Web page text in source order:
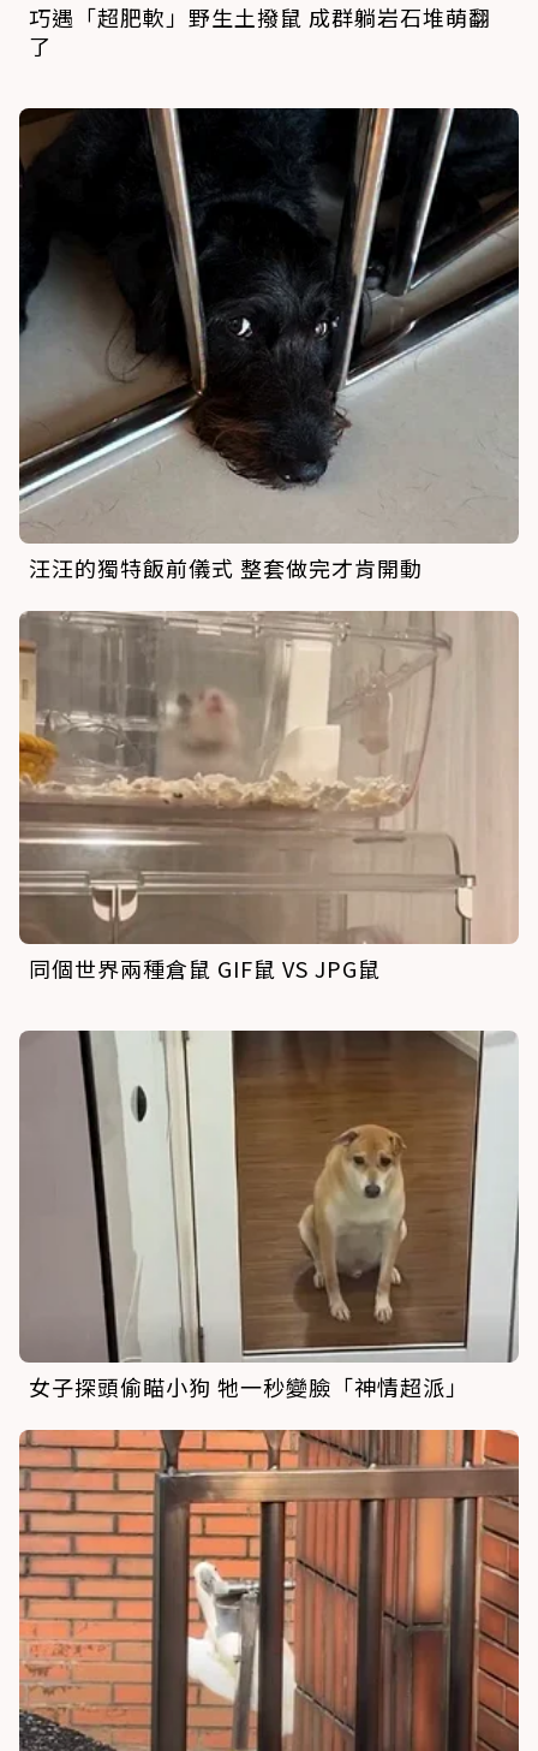
巧遇「超肥軟」野生土撥鼠 成群躺岩石堆萌翻
了
汪汪的獨特飯前儀式 整套做完才肯開動
同個世界兩種倉鼠 GIF鼠 VS JPG鼠
女子探頭偷瞄小狗 牠一秒變臉「神情超派」